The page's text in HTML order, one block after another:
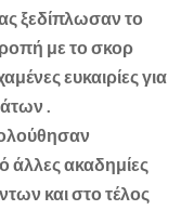
ξεδίπλωσαν το
με το σκορ
ευκαιρίες για
.
ακαδημίες
και στο τέλος